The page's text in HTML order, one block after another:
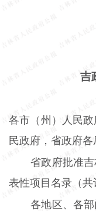
吉
各市（州）人民
民政府，省政府各
省政府批准
表性项目名录（共
各地区、各